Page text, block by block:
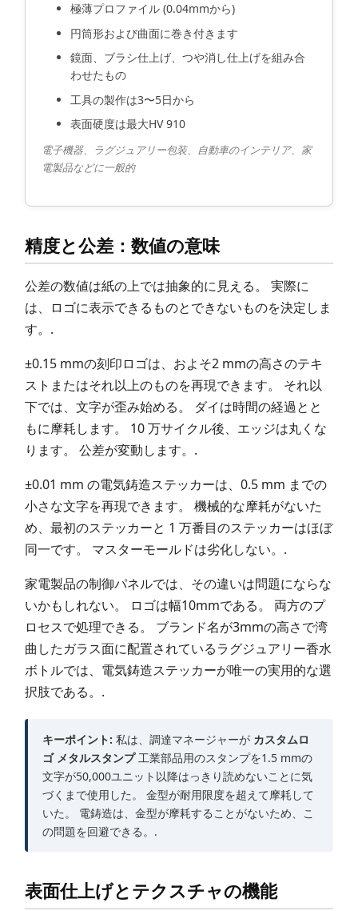
極薄プロファイル (0.04mmから)
円筒形および曲面に巻き付きます
鏡面、ブラシ仕上げ、つや消し仕上げを組み合
わせたもの
工具の製作は3〜5日から
表面硬度は最大HV 910
電子機器、ラグジュアリー包装、自動車のインテリア、家
電製品などに一般的
精度と公差：数値の意味
公差の数値は紙の上では抽象的に見える。 実際に
は、ロゴに表示できるものとできないものを決定しま
す。.
±0.15 mmの刻印ロゴは、およそ2 mmの高さのテキ
ストまたはそれ以上のものを再現できます。 それ以
下では、文字が歪み始める。 ダイは時間の経過とと
もに摩耗します。 10 万サイクル後、エッジは丸くな
ります。 公差が変動します。.
±0.01 mm の電気鋳造ステッカーは、0.5 mm までの
小さな文字を再現できます。 機械的な摩耗がないた
め、最初のステッカーと 1 万番目のステッカーはほぼ
同一です。 マスターモールドは劣化しない。.
家電製品の制御パネルでは、その違いは問題にならな
いかもしれない。 ロゴは幅10mmである。 両方のプ
ロセスで処理できる。 ブランド名が3mmの高さで湾
曲したガラス面に配置されているラグジュアリー香水
ボトルでは、電気鋳造ステッカーが唯一の実用的な選
択肢である。.
キーポイント: 私は、調達マネージャーが カスタムロ
ゴ メタルスタンプ工業部品用のスタンプを1.5 mmの
文字が50,000ユニット以降はっきり読めないことに気
づくまで使用した。 金型が耐用限度を超えて摩耗して
いた。 電鋳造は、金型が摩耗することがないため、こ
の問題を回避できる。.
表面仕上げとテクスチャの機能